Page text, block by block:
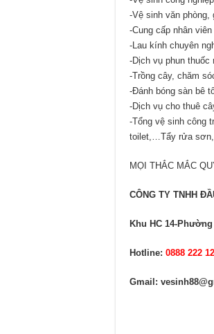
-Vệ sinh văn
-Cung cấp nhân
-Lau kính chuyên
-Dịch vụ phun
-Trồng cây, chăm
-Đánh bóng sàn bê
-Dịch vụ cho thuê
-Tổng vệ sinh công
toilet,…Tẩy rửa
MỌI THẮC MẮC
CÔNG TY TNHH
Khu HC 14-
Hotline: 0888 222
Gmail: